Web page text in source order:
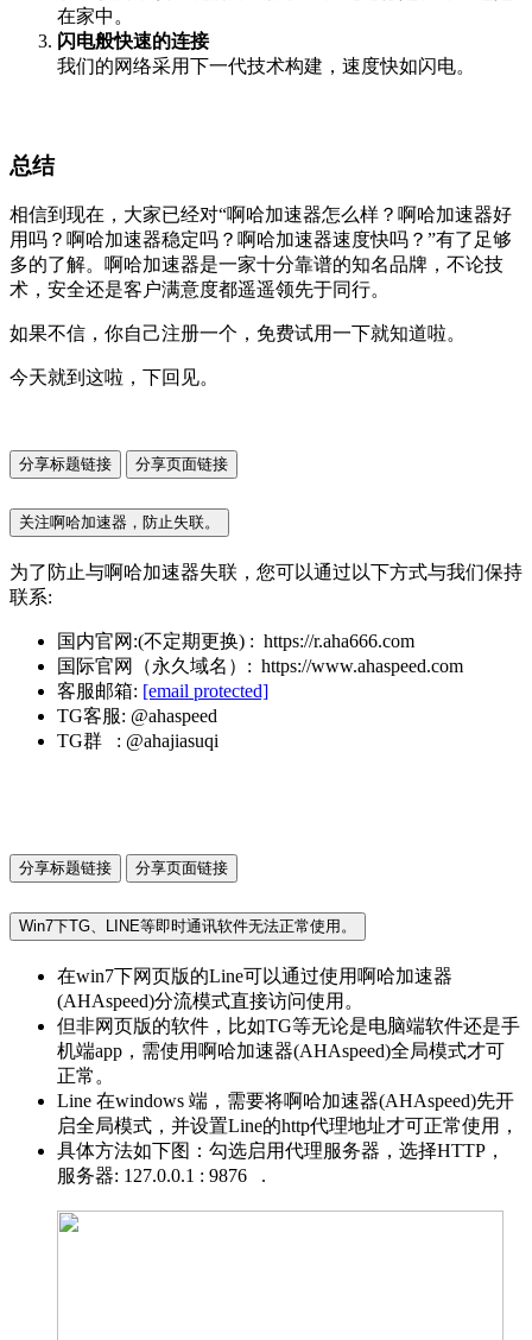
在家中。
闪电般快速的连接
我们的网络采用下一代技术构建，速度快如闪电。
总结
相信到现在，大家已经对“啊哈加速器怎么样？啊哈加速器好
用吗？啊哈加速器稳定吗？啊哈加速器速度快吗？”有了足够
多的了解。啊哈加速器是一家十分靠谱的知名品牌，不论技
术，安全还是客户满意度都遥遥领先于同行。
如果不信，你自己注册一个，免费试用一下就知道啦。
今天就到这啦，下回见。
分享标题链接 分享页面链接
关注啊哈加速器，防止失联。
为了防止与啊哈加速器失联，您可以通过以下方式与我们保持
联系:
国内官网:(不定期更换) : https://r.aha666.com
国际官网（永久域名）: https://www.ahaspeed.com
客服邮箱: [email protected]
TG客服: @ahaspeed
TG群 : @ahajiasuqi
分享标题链接 分享页面链接
Win7下TG、LINE等即时通讯软件无法正常使用。
在win7下网页版的Line可以通过使用啊哈加速器
(AHAspeed)分流模式直接访问使用。
但非网页版的软件，比如TG等无论是电脑端软件还是手
机端app，需使用啊哈加速器(AHAspeed)全局模式才可
正常。
Line 在windows 端，需要将啊哈加速器(AHAspeed)先开
启全局模式，并设置Line的http代理地址才可正常使用，
具体方法如下图：勾选启用代理服务器，选择HTTP，
服务器: 127.0.0.1 : 9876 .